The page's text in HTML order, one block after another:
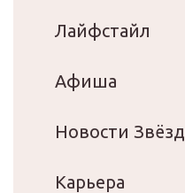
Лайфстайл
Афиша
Новости Звёзд
Карьера